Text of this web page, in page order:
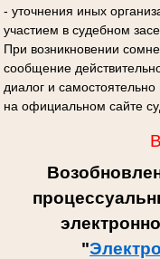
- уточнения иных
участием в судебном
При возникновении
сообщение
диалог и
на официальном сайте
"